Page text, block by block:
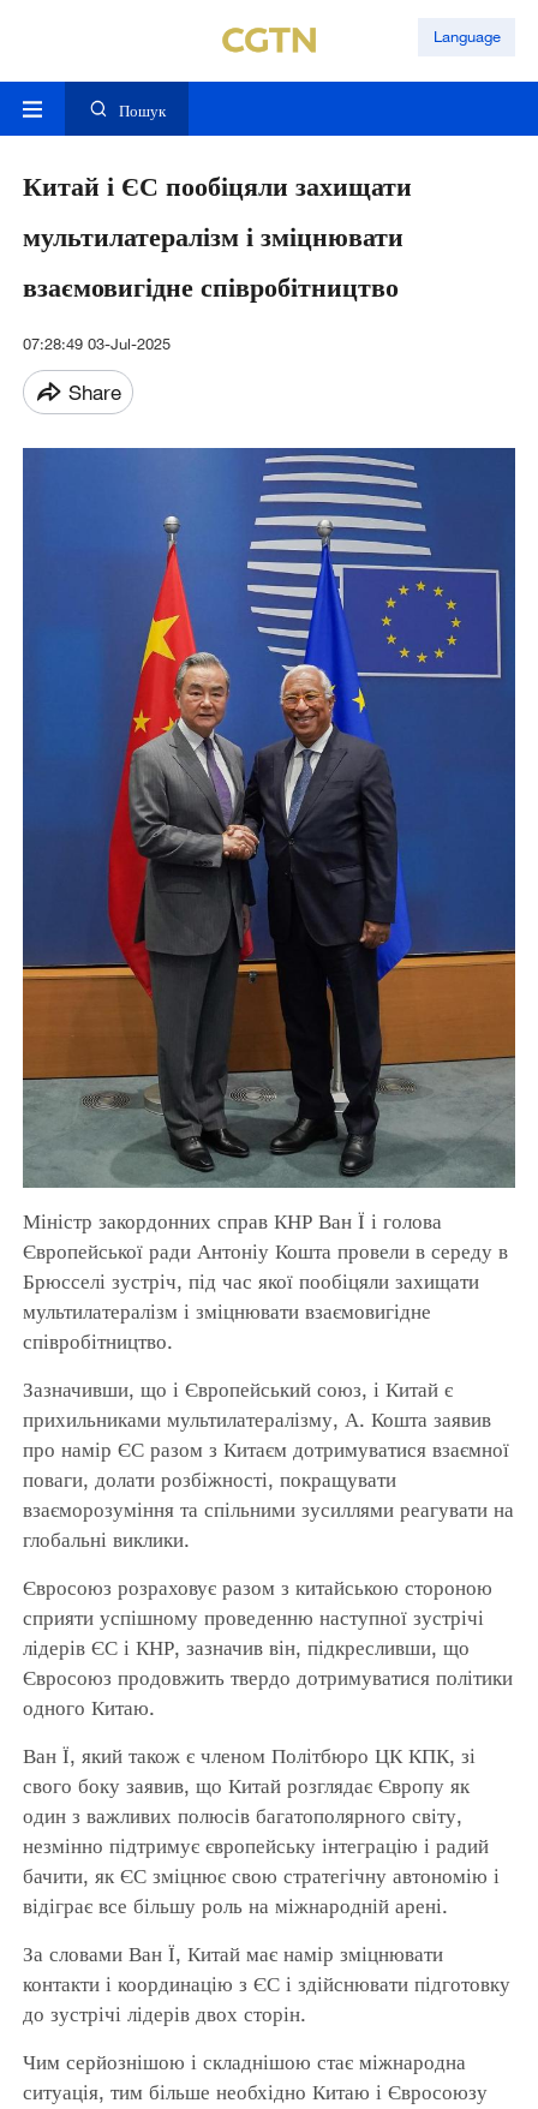
Language
Пошук
Китай і ЄС пообіцяли захищати
мультилатералізм і зміцнювати
взаємовигідне співробітництво
07:28:49 03-Jul-2025
Share
Міністр закордонних справ КНР Ван Ї і голова
Європейської ради Антоніу Кошта провели в середу в
Брюсселі зустріч, під час якої пообіцяли захищати
мультилатералізм і зміцнювати взаємовигідне
співробітництво.
Зазначивши, що і Європейський союз, і Китай є
прихильниками мультилатералізму, А. Кошта заявив
про намір ЄС разом з Китаєм дотримуватися взаємної
поваги, долати розбіжності, покращувати
взаєморозуміння та спільними зусиллями реагувати на
глобальні виклики.
Євросоюз розраховує разом з китайською стороною
сприяти успішному проведенню наступної зустрічі
лідерів ЄС і КНР, зазначив він, підкресливши, що
Євросоюз продовжить твердо дотримуватися політики
одного Китаю.
Ван Ї, який також є членом Політбюро ЦК КПК, зі
свого боку заявив, що Китай розглядає Європу як
один з важливих полюсів багатополярного світу,
незмінно підтримує європейську інтеграцію і радий
бачити, як ЄС зміцнює свою стратегічну автономію і
відіграє все більшу роль на міжнародній арені.
За словами Ван Ї, Китай має намір зміцнювати
контакти і координацію з ЄС і здійснювати підготовку
до зустрічі лідерів двох сторін.
Чим серйознішою і складнішою стає міжнародна
ситуація, тим більше необхідно Китаю і Євросоюзу